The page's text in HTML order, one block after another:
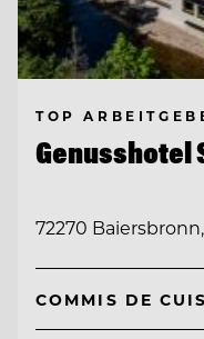
TOP
Genusshotel
72270
COMMIS DE